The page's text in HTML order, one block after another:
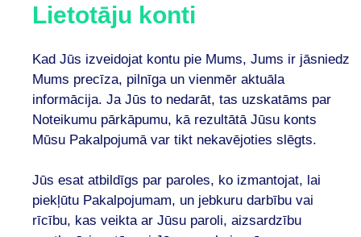
Lietotāju konti
Kad Jūs izveidojat kontu pie Mums, Jums ir jāsniedz
Mums precīza, pilnīga un vienmēr aktuāla
informācija. Ja Jūs to nedarāt, tas uzskatāms par
Noteikumu pārkāpumu, kā rezultātā Jūsu konts
Mūsu Pakalpojumā var tikt nekavējoties slēgts.
Jūs esat atbildīgs par paroles, ko izmantojat, lai
piekļūtu Pakalpojumam, un jebkuru darbību vai
rīcību, kas veikta ar Jūsu paroli, aizsardzību